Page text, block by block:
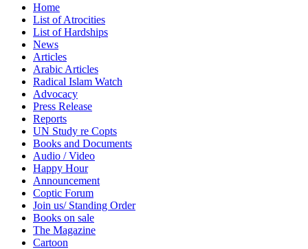
Home
List of Atrocities
List of Hardships
News
Articles
Arabic Articles
Radical Islam Watch
Advocacy
Press Release
Reports
UN Study re Copts
Books and Documents
Audio / Video
Happy Hour
Announcement
Coptic Forum
Join us/ Standing Order
Books on sale
The Magazine
Cartoon